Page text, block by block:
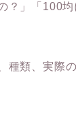
？」「100均
種類、実際